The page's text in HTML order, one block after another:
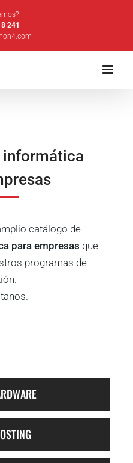
241
informática
catálogo de
para empresas que
programas de